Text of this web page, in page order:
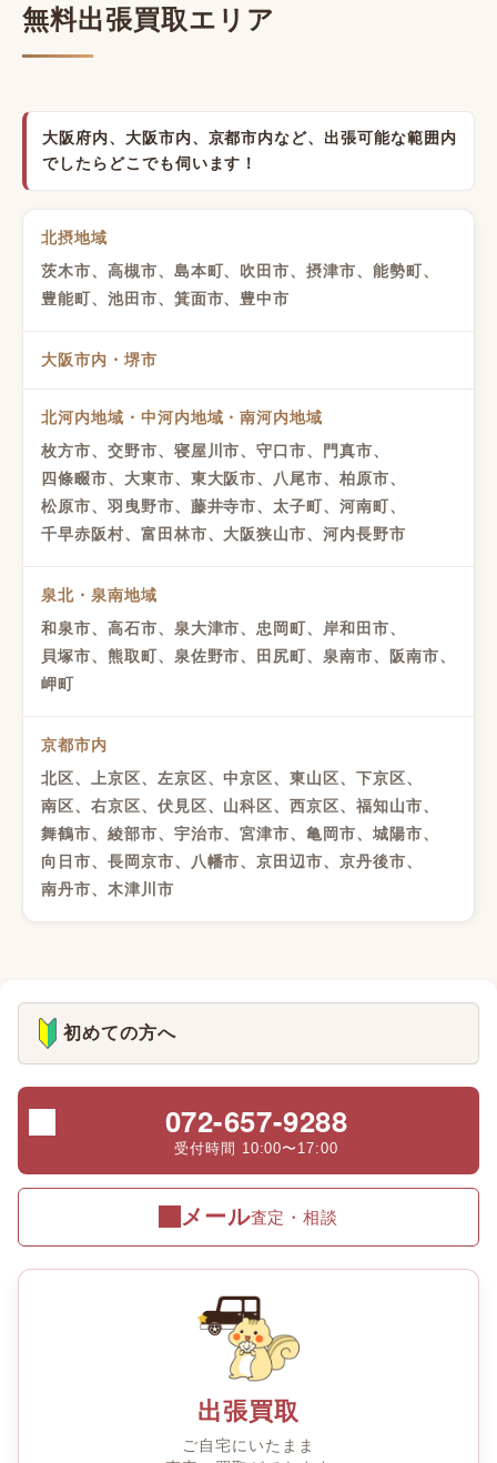
無料出張買取エリア
大阪府内、大阪市内、京都市内など、出張可能な範囲内
でしたらどこでも伺います！
北摂地域
茨木市、高槻市、島本町、吹田市、摂津市、能勢町、
豊能町、池田市、箕面市、豊中市
大阪市内・堺市
北河内地域・中河内地域・南河内地域
枚方市、交野市、寝屋川市、守口市、門真市、
四條畷市、大東市、東大阪市、八尾市、柏原市、
松原市、羽曳野市、藤井寺市、太子町、河南町、
千早赤阪村、富田林市、大阪狭山市、河内長野市
泉北・泉南地域
和泉市、高石市、泉大津市、忠岡町、岸和田市、
貝塚市、熊取町、泉佐野市、田尻町、泉南市、阪南市、
岬町
京都市内
北区、上京区、左京区、中京区、東山区、下京区、
南区、右京区、伏見区、山科区、西京区、福知山市、
舞鶴市、綾部市、宇治市、宮津市、亀岡市、城陽市、
向日市、長岡京市、八幡市、京田辺市、京丹後市、
南丹市、木津川市
初めての方へ
072-657-9288
受付時間 10:00〜17:00
メール査定・相談
出張買取
ご自宅にいたまま